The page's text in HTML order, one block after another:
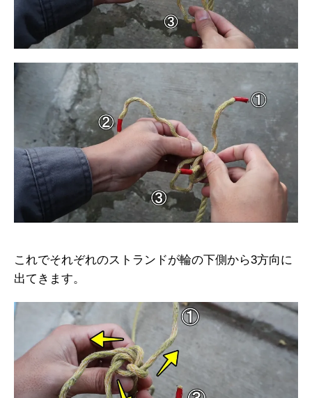
これでそれぞれのストランドが輪の下側から3方向に
出てきます。